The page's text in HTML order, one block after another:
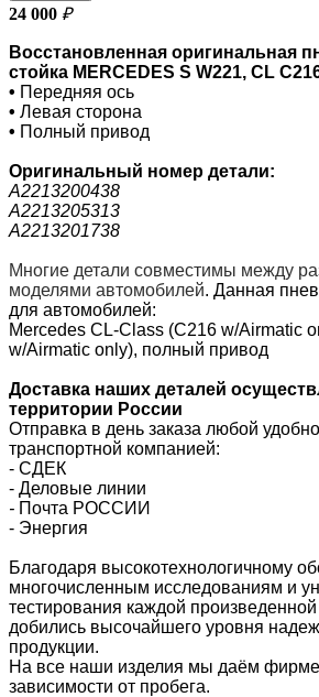
24 000 ₽
Восстановленная оригинальная
стойка MERCEDES S W221, CL
• Передняя ось
• Левая сторона
• Полный привод
Оригинальный номер детали:
A2213200438
A2213205313
A2213201738
Многие детали совместимы между
моделями автомобилей. Данная
для автомобилей:
Mercedes CL-Class (C216 w/Airmatic
w/Airmatic only), полный привод
Доставка наших деталей
территории России
Отправка в день заказа любой
транспортной компанией:
- СДЕК
- Деловые линии
- Почта РОССИИ
- Энергия
Благодаря высокотехнологичному
многочисленным исследованиям и
тестирования каждой
добились высочайшего уровня
продукции.
На все наши изделия мы даём
зависимости от пробега.